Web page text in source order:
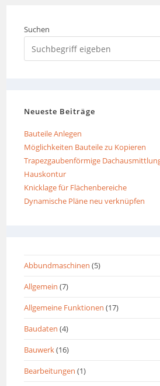
Suchen
Neueste Beiträge
Bauteile Anlegen
Möglichkeiten Bauteile zu Kopieren
Trapezgaubenförmige
Hauskontur
Knicklage für Flächenbereiche
Dynamische Pläne neu verknüpfen
Abbundmaschinen (5)
Allgemein (7)
Allgemeine Funktionen (17)
Baudaten (4)
Bauwerk(16)
Bearbeitungen (1)